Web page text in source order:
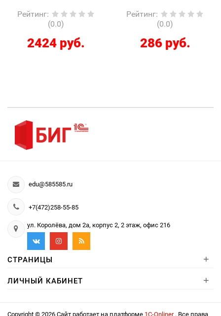
Рейтинг:
(0.0)
2424 руб.
Рейтинг:
(0.0)
286 руб.
edu@585585.ru
+7(472)258-55-85
ул. Королёва, дом 2а, корпус 2, 2 этаж, офис 216
СТРАНИЦЫ +
ЛИЧНЫЙ КАБИНЕТ +
Copyright © 2026 Сайт работает на платформе 1С-Onliner . Все права